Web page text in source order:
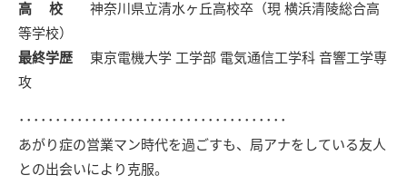
高 校 神奈川県立清水ヶ丘高校卒（現 横浜清陵総合高
等学校）
最終学歴 東京電機大学 工学部 電気通信工学科 音響工学専
攻
･････････････････････････････････････
あがり症の営業マン時代を過ごすも、局アナをしている友人
との出会いにより克服。